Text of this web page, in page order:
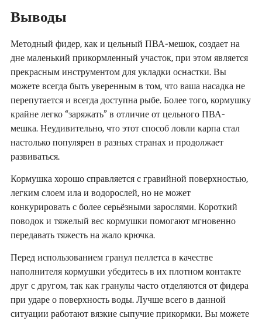
Выводы
Методный фидер, как и цельный ПВА-мешок, создает на
дне маленький прикормленный участок, при этом является
прекрасным инструментом для укладки оснастки. Вы
можете всегда быть уверенным в том, что ваша насадка не
перепутается и всегда доступна рыбе. Более того, кормушку
крайне легко “заряжать” в отличие от цельного ПВА-
мешка. Неудивительно, что этот способ ловли карпа стал
настолько популярен в разных странах и продолжает
развиваться.
Кормушка хорошо справляется с гравийной поверхностью,
легким слоем ила и водорослей, но не может
конкурировать с более серьёзными зарослями. Короткий
поводок и тяжелый вес кормушки помогают мгновенно
передавать тяжесть на жало крючка.
Перед использованием гранул пеллетса в качестве
наполнителя кормушки убедитесь в их плотном контакте
друг с другом, так как гранулы часто отделяются от фидера
при ударе о поверхность воды. Лучше всего в данной
ситуации работают вязкие сыпучие прикормки. Вы можете